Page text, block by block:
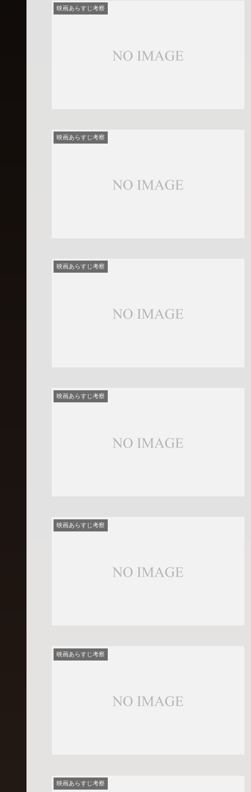
映画あらすじ考察
映画あらすじ考察
映画あらすじ考察
映画あらすじ考察
映画あらすじ考察
映画あらすじ考察
映画あらすじ考察